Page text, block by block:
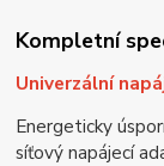
Kompletní
Univerzální
Energeticky
síťový napájecí